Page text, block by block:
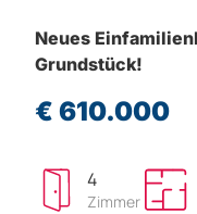
Neues
Grundstück!
€ 610.000
4
Zimmer